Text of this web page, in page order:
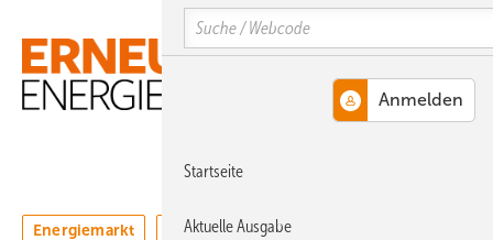
Hauptinhalt
Hauptmenü
SiteSearch
MENÜ
Energiemarkt Technologie
Search
Startseite
Aktuelle Ausgabe